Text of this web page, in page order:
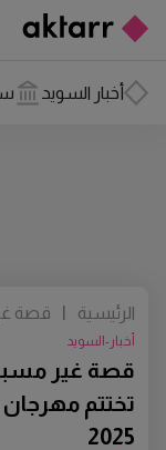
أخبار السويد
قصة غير
تختتم مهرجان
2025
أخبار-السويد
الرئيسية
قصة